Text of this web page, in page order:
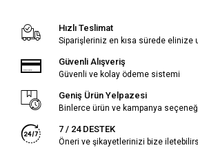
Hızlı Teslimat
Siparişleriniz en kısa sürede elinize
Güvenli Alışveriş
Güvenli ve kolay ödeme sistemi
Geniş Ürün Yelpazesi
Binlerce ürün ve kampanya
7 / 24 DESTEK
Öneri ve şikayetlerinizi bize